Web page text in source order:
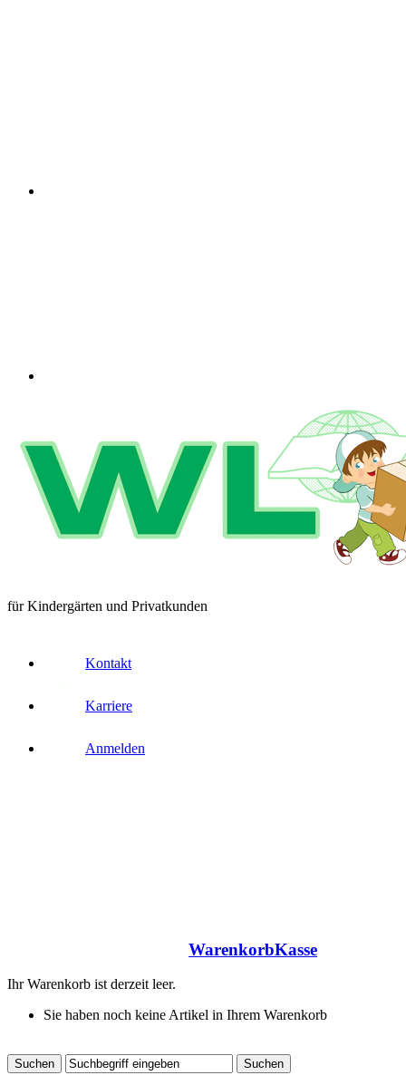
für Kindergärten und Privatkunden
Kontakt
Karriere
Anmelden
WarenkorbKasse
Ihr Warenkorb ist derzeit leer.
Sie haben noch keine Artikel in Ihrem Warenkorb